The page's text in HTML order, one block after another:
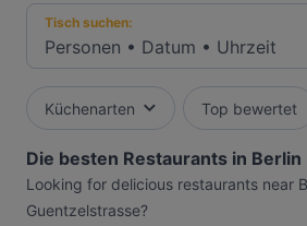
Tisch suchen:
Personen • Datum • Uhrzeit
Küchenarten Top bewertet
Die besten Restaurants in Berlin
Looking for delicious restaurants near
Guentzelstrasse?